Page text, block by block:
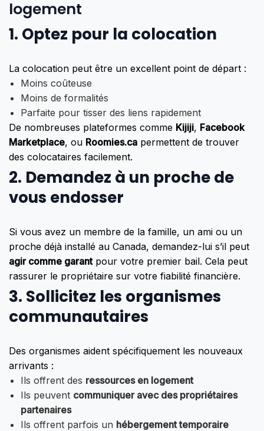
logement
1. Optez pour la colocation
La colocation peut être un excellent point de départ :
Moins coûteuse
Moins de formalités
Parfaite pour tisser des liens rapidement
De nombreuses plateformes comme Kijiji, Facebook
Marketplace, ou Roomies.ca permettent de trouver
des colocataires facilement.
2. Demandez à un proche de
vous endosser
Si vous avez un membre de la famille, un ami ou un
proche déjà installé au Canada, demandez-lui s’il peut
agir comme garantpour votre premier bail. Cela peut
rassurer le propriétaire sur votre fiabilité financière.
3. Sollicitez les organismes
communautaires
Des organismes aident spécifiquement les nouveaux
arrivants :
Ils offrent des ressources en logement
Ils peuvent communiquer avec des propriétaires
partenaires
Ils offrent parfois un hébergement temporaire